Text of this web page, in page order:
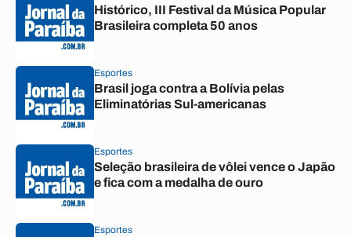
Histórico, III Festival da Música Popular
Brasileira completa 50 anos
Esportes
Brasil joga contra a Bolívia pelas
Eliminatórias Sul-americanas
Esportes
Seleção brasileira de vôlei vence o Japão
e fica com a medalha de ouro
Esportes